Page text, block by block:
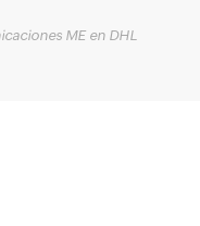
ME en DHL